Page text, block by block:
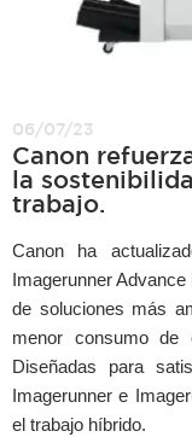
06/07/23
Canon
la
trabajo.
Canon ha
Imagerunner
de soluciones más
menor consumo de
Diseñadas para
Imagerunner e
el trabajo híbrido.